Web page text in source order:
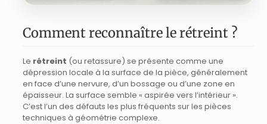
Comment reconnaître le rétreint ?
Le rétreint (ou retassure) se présente comme une
dépression locale à la surface de la pièce, généralement
en face d’une nervure, d’un bossage ou d’une zone en
épaisseur. La surface semble « aspirée vers l’intérieur ».
C’est l’un des défauts les plus fréquents sur les pièces
techniques à géométrie complexe.